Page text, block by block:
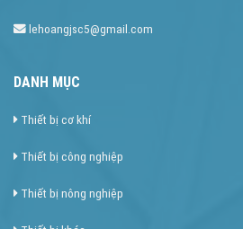
lehoangjsc5@gmail.com
DANH MỤC
Thiết bị cơ khí
Thiết bị công nghiệp
Thiết bị nông nghiệp